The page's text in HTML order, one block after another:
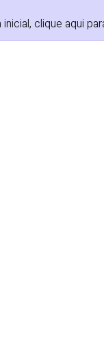
clique aqui